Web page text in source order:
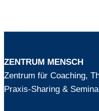
ZENTRUM MENSCH
Zentrum für Coaching,
Praxis-Sharing &